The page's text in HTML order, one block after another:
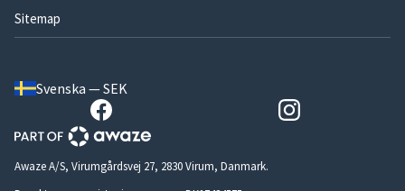
Sitemap
Svenska — SEK
Awaze A/S, Virumgårdsvej 27, 2830 Virum, Danmark.